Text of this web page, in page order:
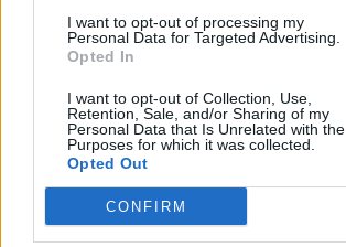
I want to opt-out of processing my
Personal Data for Targeted Advertising.
Opted In
I want to opt-out of Collection, Use,
Retention, Sale, and/or Sharing of my
Personal Data that Is Unrelated with the
Purposes for which it was collected.
Opted Out
CONFIRM